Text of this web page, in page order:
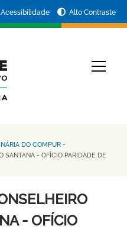
Acessibilidade Alto Contraste
DO COMPUR -
SANTANA - OFÍCIO PARIDADE DE
- OFÍCIO